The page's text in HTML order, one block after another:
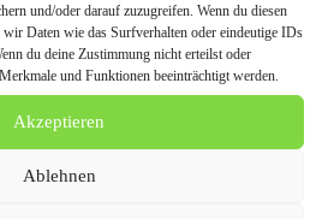
und/oder darauf zuzugreifen. Wenn du diesen
Daten wie das Surfverhalten oder eindeutige IDs
du deine Zustimmung nicht erteilst oder
und Funktionen beeinträchtigt werden.
Akzeptieren
Ablehnen
Effizient und
gewünschten Ergebnis
2024
in Alsdorf: NRW Entrümpeln bietet
Entrümpelung, 07.02.2024 - In Alsdorf
wachsende Nachfrage nach zuverlässigen